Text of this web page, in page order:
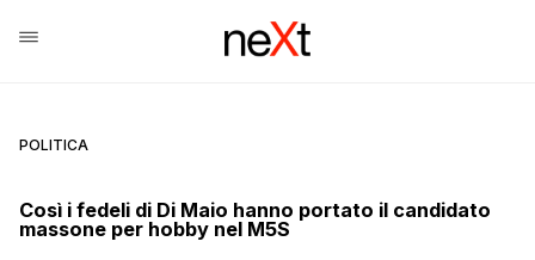
POLITICA
Così i fedeli di Di Maio hanno portato il candidato
massone per hobby nel M5S